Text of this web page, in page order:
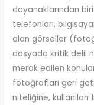
dayanaklarından
telefonları,
alan görseller
dosyada kritik delil
merak edilen
fotoğrafları geri
niteliğine,